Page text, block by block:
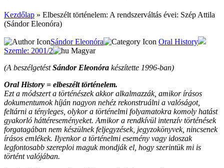
Kezdőlap » Elbeszélt történelem: A rendszerváltás évei: Szép Attila
(Sándor Eleonóra)
Sándor Eleonóra
Oral History
Szemle: 2001/2
Magyar
(A beszélgetéstSándor Eleonóra készítette 1996-ban)
Oral History = elbeszélt történelem.
Ezt a módszert a történészek akkor alkalmazzák, amikor írásos
dokumentumok híján nagyon nehéz rekonstruálni a valóságot,
feltárni a tényleges, olykor a történelmi folyamatokra komoly hatást
gyakorló háttéreseményeket. Amikor a rendkívül intenzív történések
forgatagában nem készülnek feljegyzések, jegyzokönyvek, nincsenek
írásos emlékek. Ilyenkor a történelmi esemény vagy idoszak
legfontosabb szereploi maguk mondják el, hogy szerintük mi is
történt valójában.